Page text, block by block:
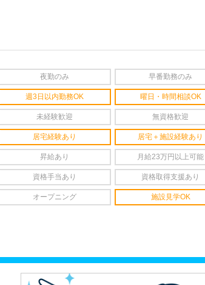
夜勤のみ 早番勤務のみ
週3日以内勤務OK 曜日・時間相談OK
未経験歓迎 無資格歓迎
居宅経験あり 居宅＋施設経験あり
昇給あり 月給23万円以上可能
資格手当あり 資格取得支援あり
オープニング 施設見学OK